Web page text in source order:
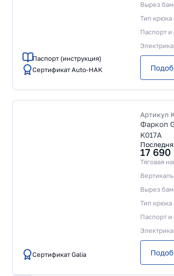
Паспорт (инструкция)
Сертификат Auto-HAK
Вырез
Тип крюка
Паспорт и
Сертификат Galia
Артикул
Фаркоп
K017A
17 690
Тяговая
Вырез
Тип крюка
Паспорт и